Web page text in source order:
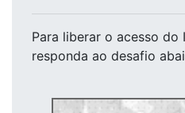
Para liberar o acesso do
responda ao desafio